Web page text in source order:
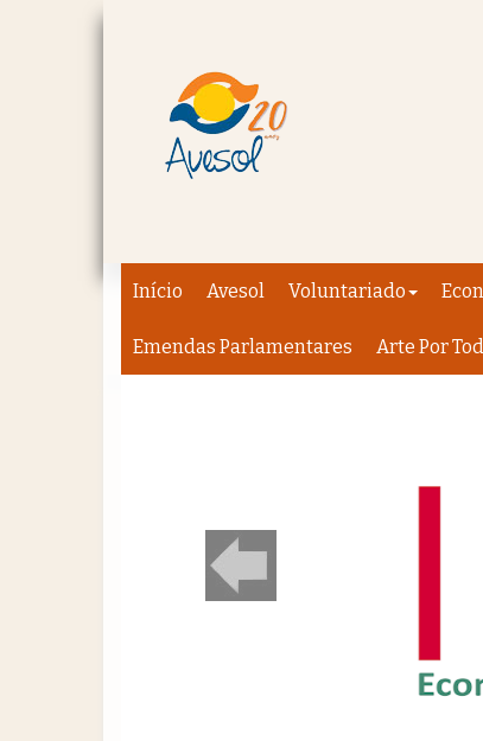
Início Avesol Voluntariado
Emendas Parlamentares Arte Por